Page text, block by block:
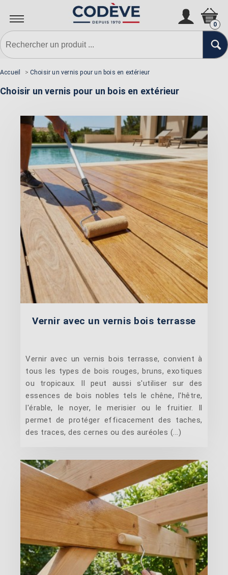
0
Accueil > Choisir un vernis pour un bois en extérieur
Choisir un vernis pour un bois en extérieur
Vernir avec un vernis bois terrasse
Vernir avec un vernis bois terrasse, convient à
tous les types de bois rouges, bruns, exotiques
ou tropicaux. Il peut aussi s'utiliser sur des
essences de bois nobles tels le chêne, l'hêtre,
l'érable, le noyer, le merisier ou le fruitier. Il
permet de protéger efficacement des taches,
des traces, des cernes ou des auréoles (...)